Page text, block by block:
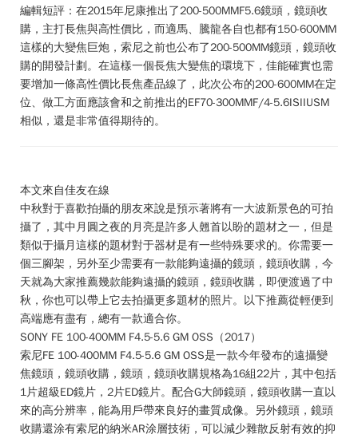
編輯短評： 在2015年尼康推出了200-500MMF5.6鏡頭，鏡頭收
購，主打長焦與高性價比，而適馬、騰龍各自也都有150-600MM
這樣的大變焦巨炮，索尼之前也公布了200-500MM鏡頭，鏡頭收
購的開發計劃。在這樣一個長焦大變焦的環境下，佳能確實也需
要增加一條高性價比長焦產品線了，此次公布的200-600MM在定
位、做工方面應該會和之前推出的EF70-300MMF/4-5.6ISIIUSM
相似，還是非常值得期待的。
本文來自佳友在線
中秋對于喜歡拍攝的朋友來說是預示著將有一大波新景色的可拍
攝了，其中月圓之夜的月亮是許多人翹首以盼的題材之一，但是
類似于攝月這樣的題材對于器材是有一些特殊要求的。你需要一
個三腳架，另外至少需要有一款能夠遠攝的鏡頭，鏡頭收購，今
天就為大家推薦幾款能夠遠攝的鏡頭，鏡頭收購，即便渡過了中
秋，你也可以帶上它去拍攝更多題材的照片。以下推薦從輕便到
高端應有盡有，總有一款適合你。
SONY FE 100-400MM F4.5-5.6 GM OSS（2017）
索尼FE 100-400MM F4.5-5.6 GM OSS是一款今年發布的遠攝變
焦鏡頭，鏡頭收購，鏡頭，鏡頭收購規格為16組22片，其中包括
1片超級ED鏡片，2片ED鏡片。配合G大師鏡頭，鏡頭收購一直以
來的高分辨率，能為用戶帶來良好的畫質成像。另外鏡頭，鏡頭
收購還涂有索尼的納米AR涂層技術，可以減少雜散反射有效的抑